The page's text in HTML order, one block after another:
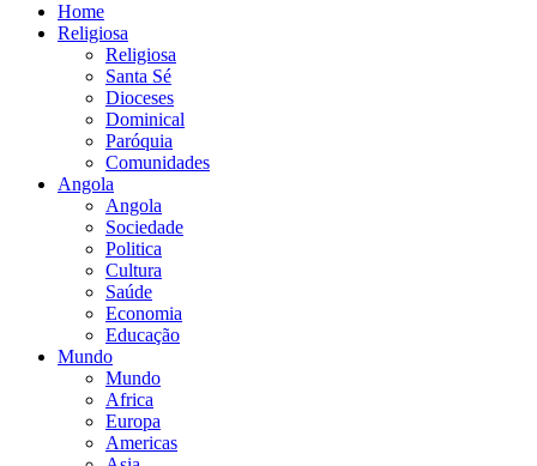
Home
Religiosa
Religiosa
Santa Sé
Dioceses
Dominical
Paróquia
Comunidades
Angola
Angola
Sociedade
Politica
Cultura
Saúde
Economia
Educação
Mundo
Mundo
Africa
Europa
Americas